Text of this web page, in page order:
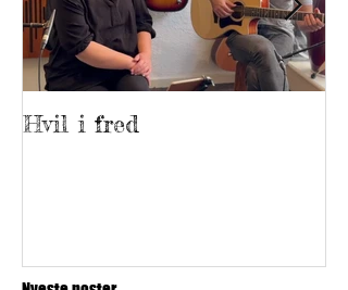
Hvil i fred